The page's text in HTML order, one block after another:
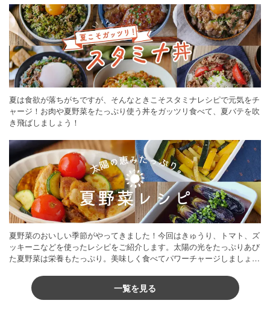
夏は食欲が落ちがちですが、そんなときこそスタミナレシピで元気をチ
ャージ！お肉や夏野菜をたっぷり使う丼をガッツリ食べて、夏バテを吹
き飛ばしましょう！
夏野菜のおいしい季節がやってきました！今回はきゅうり、トマト、ズ
ッキーニなどを使ったレシピをご紹介します。太陽の光をたっぷりあび
た夏野菜は栄養もたっぷり。美味しく食べてパワーチャージしましょう
一覧を見る